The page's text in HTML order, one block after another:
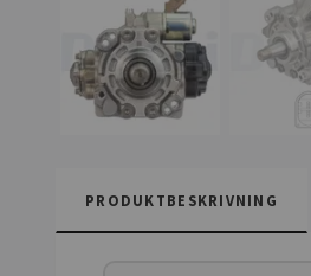
PRODUKTBESKRIVNING